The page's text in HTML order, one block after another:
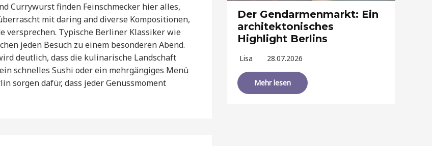
Currywurst finden Feinschmecker hier alles,
mit daring and diverse Kompositionen,
versprechen. Typische Berliner Klassiker wie
jeden Besuch zu einem besonderen Abend.
deutlich, dass die kulinarische Landschaft
schnelles Sushi oder ein mehrgängiges Menü
sorgen dafür, dass jeder Genussmoment
Der Gendarmenmarkt: Ein
architektonisches
Highlight Berlins
Lisa 28.07.2026
Mehr lesen